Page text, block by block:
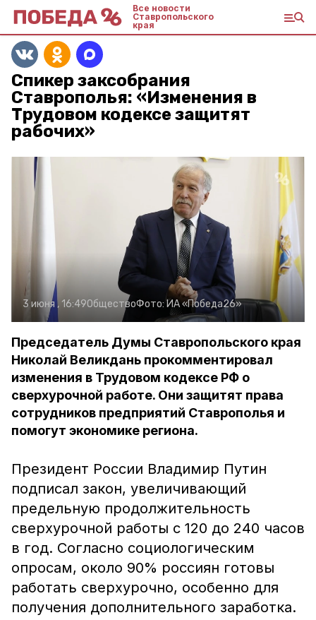
Все новости
Ставропольского
края
Спикер заксобрания
Ставрополья: «Изменения в
Трудовом кодексе защитят
рабочих»
3 июня , 16:49ОбществоФото:ИА «Победа26»
Председатель Думы Ставропольского края
Николай Великдань прокомментировал
изменения в Трудовом кодексе РФ о
сверхурочной работе. Они защитят права
сотрудников предприятий Ставрополья и
помогут экономике региона.
Президент России Владимир Путин
подписал закон, увеличивающий
предельную продолжительность
сверхурочной работы с 120 до 240 часов
в год. Согласно социологическим
опросам, около 90% россиян готовы
работать сверхурочно, особенно для
получения дополнительного заработка.